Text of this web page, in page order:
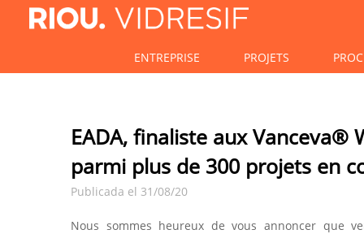
ENTREPRISE PROJETS
EADA, finaliste aux Vanceva®
parmi plus de 300 projets en
Publicada el 31/08/20
Nous sommes heureux de vous annoncer que